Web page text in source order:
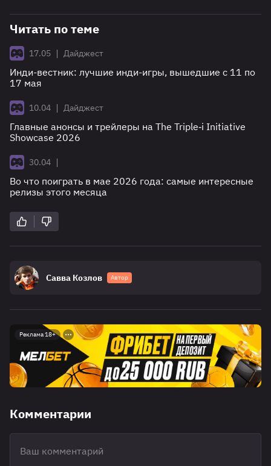
Читать по теме
17.05 | Дайджест
Инди-вестник: лучшие инди-игры, вышедшие с 11 по
17 мая
10.04 | Дайджест
Главные анонсы и трейлеры на The Triple‑i Initiative
Showcase 2026
30.04 |
Во что поиграть в мае 2026 года: самые интересные
релизы этого месяца
Савва Козлов Автор
Реклама 18+
Комментарии